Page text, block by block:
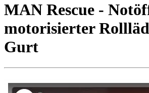
MAN Rescue -
motorisierter
Gurt